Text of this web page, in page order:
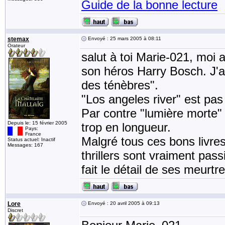
Guide de la bonne lecture
stemax
Orateur
Depuis le: 15 février 2005
Pays:
France
Status actuel: Inactif
Messages: 167
Envoyé : 25 mars 2005 à 08:11
salut à toi Marie-021, moi
son héros Harry Bosch.
des ténèbres".
"Los angeles river" est
Par contre "lumière
trop en longueur.
Malgré tous ces bons
thrillers sont vraiment
fait le détail de ses
Lore
Discret
Envoyé : 20 avril 2005 à 09:13